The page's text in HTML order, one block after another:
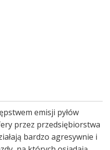
emisji pyłów
przez przedsiębiorstwa
bardzo agresywnie i